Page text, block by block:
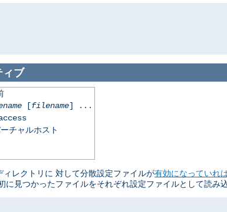
ィブ
[filename] ...
チャルホスト
レクトリに 対して分散設定ファイルが有効になっていれ
に見つかったファイルをそれぞれ設定ファイルとして読み